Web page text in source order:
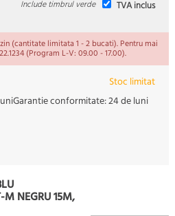
TVA inclus
Include timbrul verde
(cantitate limitata 1 - 2 bucati). Pentru mai
(Program L-V: 09.00 - 17.00).
Stoc limitat
Garantie conformitate:24 de luni
M NEGRU 15M,